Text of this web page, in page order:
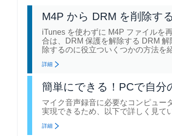
M4P から DRM を削除す
iTunes を使わずに M4P ファイルを
合は、DRM 保護を解除する DRM
除するのに役立ついくつかの方法を
詳細
簡単にできる！PCで自分
マイク音声録音に必要なコンピュー
実現できるため、以下で詳しく見て
詳細